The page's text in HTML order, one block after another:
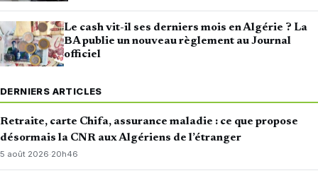
Le cash vit-il ses derniers mois en Algérie ? La
BA publie un nouveau règlement au Journal
officiel
DERNIERS ARTICLES
Retraite, carte Chifa, assurance maladie : ce que propose
désormais la CNR aux Algériens de l’étranger
5 août 2026·20h46